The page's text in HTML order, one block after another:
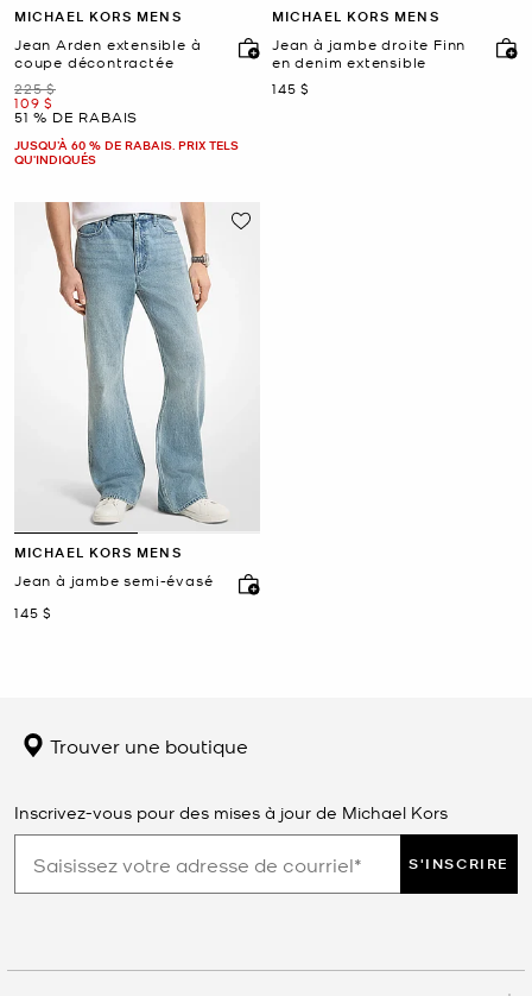
MICHAEL KORS MENS
Jean Arden extensible à
coupe décontractée
était
225 $
maintenant
109 $
51 % DE RABAIS
JUSQU’À 60 % DE RABAIS. PRIX TELS
QU'INDIQUÉS
MICHAEL KORS MENS
Jean à jambe droite Finn
en denim extensible
maintenant
145 $
MICHAEL KORS MENS
Jean à jambe semi-évasé
maintenant
145 $
Trouver une boutique
Inscrivez-vous pour des mises à jour de Michael Kors
S'INSCRIRE